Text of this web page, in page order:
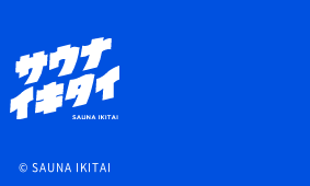
© SAUNA IKITAI